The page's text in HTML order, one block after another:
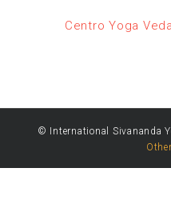
Centro Yoga
© International Sivananda